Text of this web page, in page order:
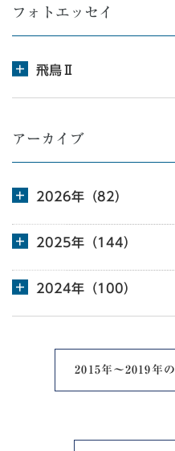
フォトエッセイ
飛鳥Ⅱ
アーカイブ
2026年（82）
2025年（144）
2024年（100）
2015年～2019年の